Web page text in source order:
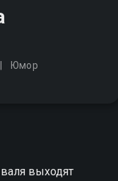
Юмор
выходят